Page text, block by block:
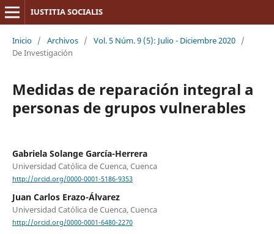
IUSTITIA SOCIALIS
Inicio / Archivos / Vol. 5 Núm. 9 (5): Julio - Diciembre 2020 /
De Investigación
Medidas de reparación integral a
personas de grupos vulnerables
Gabriela Solange García-Herrera
Universidad Católica de Cuenca, Cuenca
http://orcid.org/0000-0001-5186-9353
Juan Carlos Erazo-Álvarez
Universidad Católica de Cuenca, Cuenca
http://orcid.org/0000-0001-6480-2270